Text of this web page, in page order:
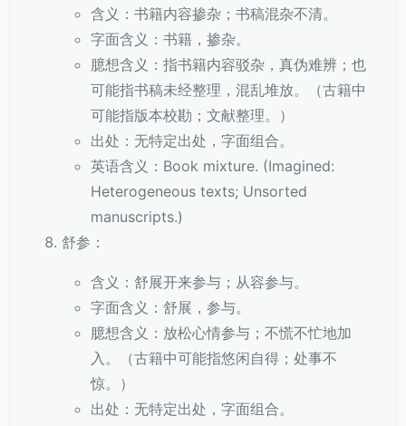
含义：书籍内容掺杂；书稿混杂不清。
字面含义：书籍，掺杂。
臆想含义：指书籍内容驳杂，真伪难辨；也
可能指书稿未经整理，混乱堆放。（古籍中
可能指版本校勘；文献整理。）
出处：无特定出处，字面组合。
英语含义：Book mixture. (Imagined:
Heterogeneous texts; Unsorted
manuscripts.)
舒参：
含义：舒展开来参与；从容参与。
字面含义：舒展，参与。
臆想含义：放松心情参与；不慌不忙地加
入。（古籍中可能指悠闲自得；处事不
惊。）
出处：无特定出处，字面组合。